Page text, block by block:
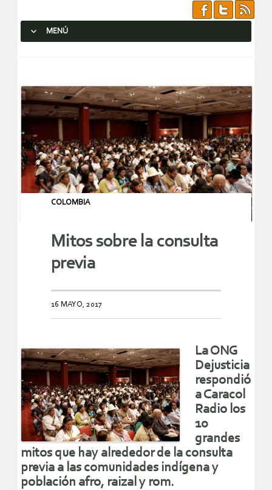
MENÚ
COLOMBIA
Mitos sobre la consulta
previa
16 MAYO, 2017
La ONG
Dejusticia
respondió
a Caracol
Radio los
10
grandes
mitos que hay alrededor de la consulta
previa a las comunidades indígena y
población afro, raizal y rom.